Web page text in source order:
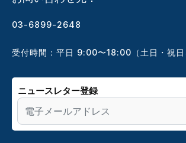
03-6899-2648
受付時間：平日 9:00〜18:00（土日・祝日
ニュースレター登録